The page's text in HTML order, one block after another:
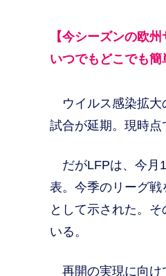
【今シーズンの欧
いつでもどこでも簡
ウイルス感染拡大
試合が延期。現時点
だがLFPは、今月
表。今季のリーグ
として示された。
いる。
再開の実現に向け